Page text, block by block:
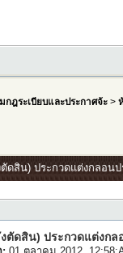
กฎระเบียบและประกาศจ้ะ >
ดสิน) ประกวดแต่งกลอน
ตัดสิน) ประกวดแต่งก